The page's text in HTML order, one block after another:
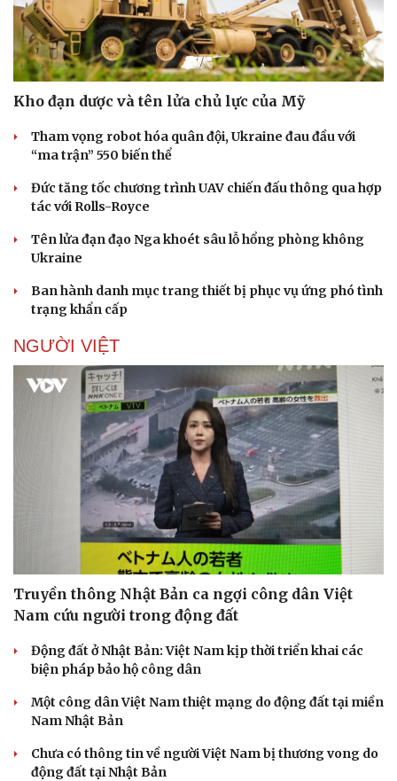
Kho đạn dược và tên lửa chủ lực của Mỹ
Tham vọng robot hóa quân đội, Ukraine đau đầu với
“ma trận” 550 biến thể
Đức tăng tốc chương trình UAV chiến đấu thông qua hợp
tác với Rolls-Royce
Tên lửa đạn đạo Nga khoét sâu lỗ hổng phòng không
Ukraine
Ban hành danh mục trang thiết bị phục vụ ứng phó tình
trạng khẩn cấp
NGƯỜI VIỆT
Truyền thông Nhật Bản ca ngợi công dân Việt
Nam cứu người trong động đất
Động đất ở Nhật Bản: Việt Nam kịp thời triển khai các
biện pháp bảo hộ công dân
Một công dân Việt Nam thiệt mạng do động đất tại miền
Nam Nhật Bản
Chưa có thông tin về người Việt Nam bị thương vong do
động đất tại Nhật Bản